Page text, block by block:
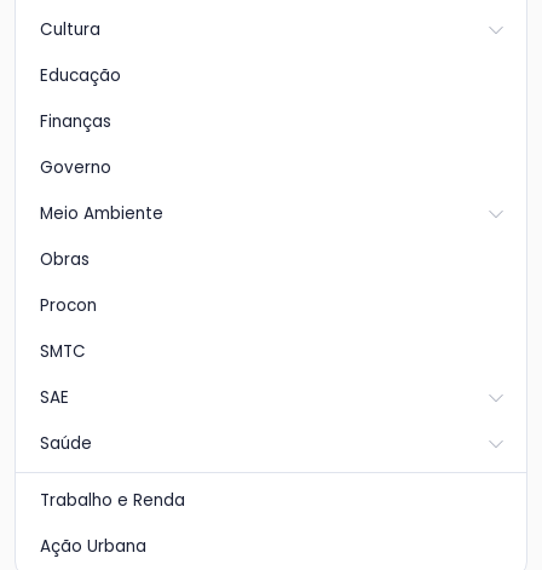
Cultura
Educação
Finanças
Governo
Meio Ambiente
Obras
Procon
SMTC
SAE
Saúde
Trabalho e Renda
Ação Urbana